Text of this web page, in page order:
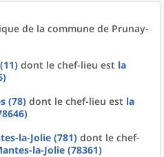
de la commune de Prunay-
dont le chef-lieu est la
(78) dont le chef-lieu est la
la-Jolie (781) dont le chef-
la-Jolie (78361)